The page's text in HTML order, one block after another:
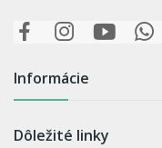
Informácie
Dôležité linky